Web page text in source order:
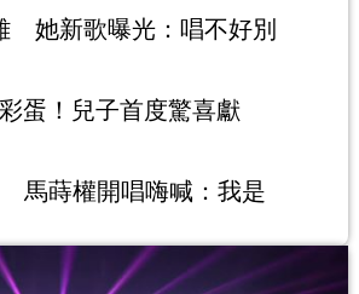
她新歌曝光：唱不好別
蛋！兒子首度驚喜獻
馬蒔權開唱嗨喊：我是